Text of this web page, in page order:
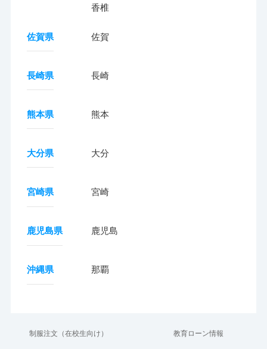
香椎
佐賀県 佐賀
長崎県 長崎
熊本県 熊本
大分県 大分
宮崎県 宮崎
鹿児島県 鹿児島
沖縄県 那覇
制服注文（在校生向け） 教育ローン情報